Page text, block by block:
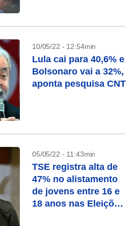
10/05/22 - 12:54min
Lula cai para 40,6% e
Bolsonaro vai a 32%,
aponta pesquisa CNT
05/05/22 - 11:43min
TSE registra alta de
47% no alistamento
de jovens entre 16 e
18 anos nas Eleições